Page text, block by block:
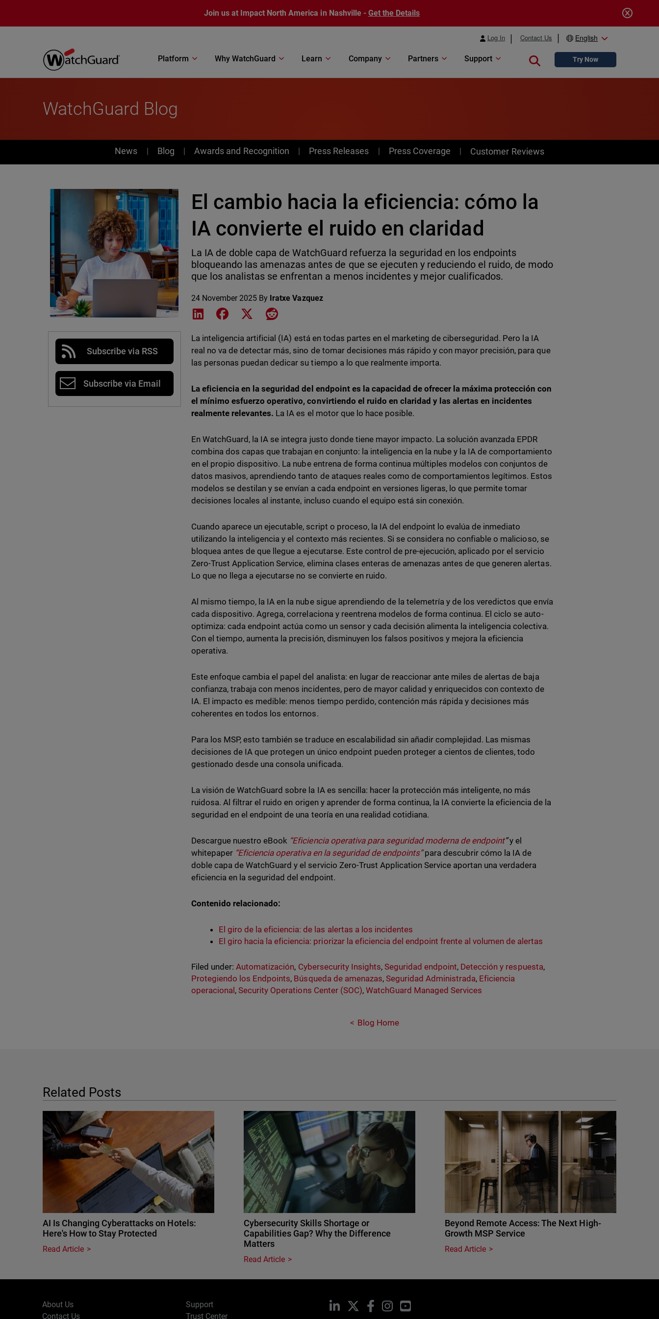
Join us at Impact North America in Nashville - Get the Details
Log In Contact Us English
Platform Why WatchGuard Learn Company Partners Support Close searchTry Now
WatchGuard Blog
News
News Blog Awards and Recognition Press Releases Press Coverage Customer Reviews
Subscribe via RSS
Subscribe via Email
El cambio hacia la eficiencia: cómo la
IA convierte el ruido en claridad
La IA de doble capa de WatchGuard refuerza la seguridad en los endpoints
bloqueando las amenazas antes de que se ejecuten y reduciendo el ruido, de modo
que los analistas se enfrentan a menos incidentes y mejor cualificados.
24 November 2025 By Iratxe Vazquez
Share on LinkedIn
Share on Facebook
Share on XShare on Reddit
La inteligencia artificial (IA) está en todas partes en el marketing de ciberseguridad. Pero la IA
real no va de detectar más, sino de tomar decisiones más rápido y con mayor precisión, para que
las personas puedan dedicar su tiempo a lo que realmente importa.
La eficiencia en la seguridad del endpoint es la capacidad de ofrecer la máxima protección con
el mínimo esfuerzo operativo, convirtiendo el ruido en claridad y las alertas en incidentes
realmente relevantes. La IA es el motor que lo hace posible.
En WatchGuard, la IA se integra justo donde tiene mayor impacto. La solución avanzada EPDR
combina dos capas que trabajan en conjunto: la inteligencia en la nube y la IA de comportamiento
en el propio dispositivo. La nube entrena de forma continua múltiples modelos con conjuntos de
datos masivos, aprendiendo tanto de ataques reales como de comportamientos legítimos. Estos
modelos se destilan y se envían a cada endpoint en versiones ligeras, lo que permite tomar
decisiones locales al instante, incluso cuando el equipo está sin conexión.
Cuando aparece un ejecutable, script o proceso, la IA del endpoint lo evalúa de inmediato
utilizando la inteligencia y el contexto más recientes. Si se considera no confiable o malicioso, se
bloquea antes de que llegue a ejecutarse. Este control de pre-ejecución, aplicado por el servicio
Zero-Trust Application Service, elimina clases enteras de amenazas antes de que generen alertas.
Lo que no llega a ejecutarse no se convierte en ruido.
Al mismo tiempo, la IA en la nube sigue aprendiendo de la telemetría y de los veredictos que envía
cada dispositivo. Agrega, correlaciona y reentrena modelos de forma continua. El ciclo se auto-
optimiza: cada endpoint actúa como un sensor y cada decisión alimenta la inteligencia colectiva.
Con el tiempo, aumenta la precisión, disminuyen los falsos positivos y mejora la eficiencia
operativa.
Este enfoque cambia el papel del analista: en lugar de reaccionar ante miles de alertas de baja
confianza, trabaja con menos incidentes, pero de mayor calidad y enriquecidos con contexto de
IA. El impacto es medible: menos tiempo perdido, contención más rápida y decisiones más
coherentes en todos los entornos.
Para los MSP, esto también se traduce en escalabilidad sin añadir complejidad. Las mismas
decisiones de IA que protegen un único endpoint pueden proteger a cientos de clientes, todo
gestionado desde una consola unificada.
La visión de WatchGuard sobre la IA es sencilla: hacer la protección más inteligente, no más
ruidosa. Al filtrar el ruido en origen y aprender de forma continua, la IA convierte la eficiencia de la
seguridad en el endpoint de una teoría en una realidad cotidiana.
Descargue nuestro eBook “Eficiencia operativa para seguridad moderna de endpoint”y el
whitepaper “Eficiencia operativa en la seguridad de endpoints”para descubrir cómo la IA de
doble capa de WatchGuard y el servicio Zero-Trust Application Service aportan una verdadera
eficiencia en la seguridad del endpoint.
Contenido relacionado:
El giro de la eficiencia: de las alertas a los incidentes
El giro hacia la eficiencia: priorizar la eficiencia del endpoint frente al volumen de alertas
Filed under: Automatización, Cybersecurity Insights, Seguridad endpoint, Detección y respuesta,
Protegiendo los Endpoints, Búsqueda de amenazas, Seguridad Administrada, Eficiencia
operacional ,Security Operations Center (SOC), WatchGuard Managed Services
Blog Home
Related Posts
AI Is Changing Cyberattacks on Hotels:
Here's How to Stay Protected
Read Article
Cybersecurity Skills Shortage or
Capabilities Gap? Why the Difference
Matters
Read Article
Beyond Remote Access: The Next High-
Growth MSP Service
Read Article
About Us
Contact Us
Support
Trust Center
LinkedIn Facebook
InstagramYouTube